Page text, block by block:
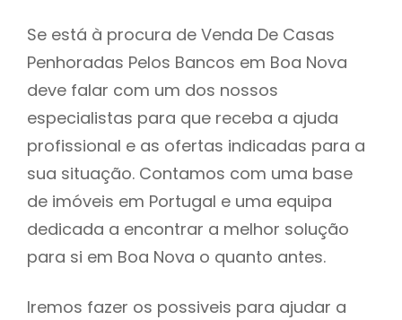
Se está à procura de Venda De Casas
Penhoradas Pelos Bancos em Boa Nova
deve falar com um dos nossos
especialistas para que receba a ajuda
profissional e as ofertas indicadas para a
sua situação. Contamos com uma base
de imóveis em Portugal e uma equipa
dedicada a encontrar a melhor solução
para si em Boa Nova o quanto antes.
Iremos fazer os possiveis para ajudar a